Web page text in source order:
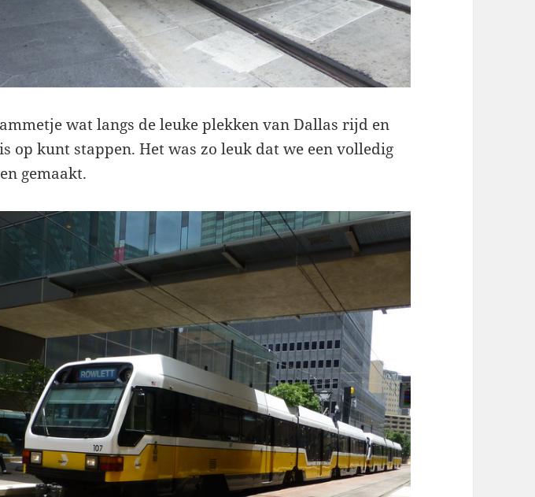
wat langs de leuke plekken van Dallas rijd en
op kunt stappen. Het was zo leuk dat we een volledig
gemaakt.